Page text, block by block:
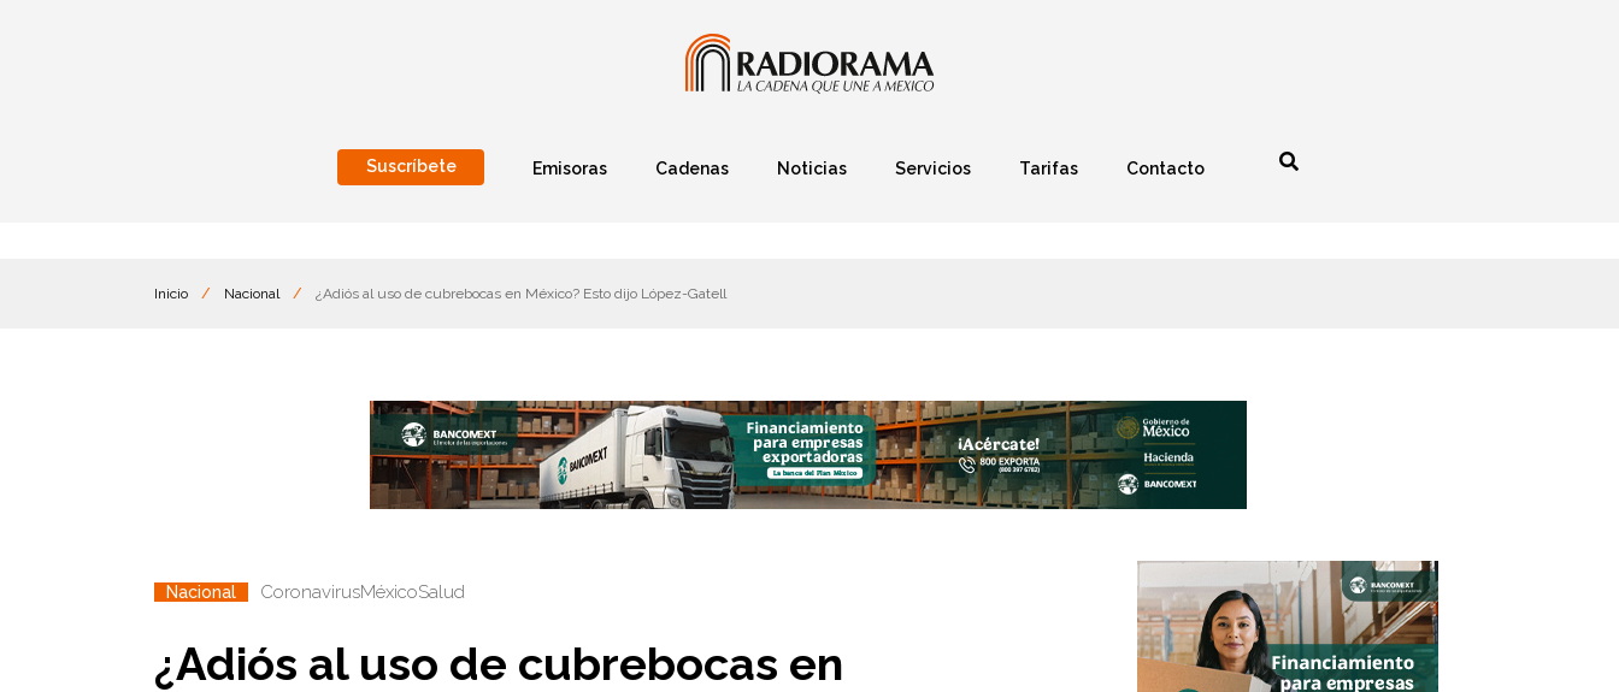
Suscríbete Emisoras Cadenas Noticias Servicios Tarifas Contacto
Inicio / Nacional / ¿Adiós al uso de cubrebocas en México? Esto dijo López-Gatell
Nacional CoronavirusMéxicoSalud
¿Adiós al uso de cubrebocas en